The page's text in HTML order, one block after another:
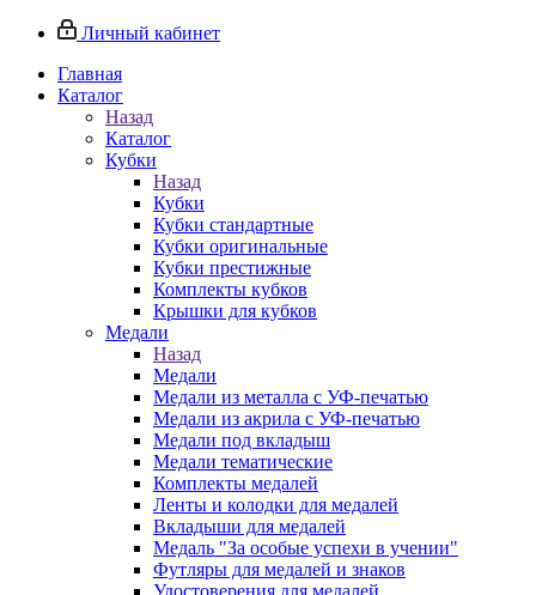
Личный кабинет
Главная
Каталог
Назад
Каталог
Кубки
Назад
Кубки
Кубки стандартные
Кубки оригинальные
Кубки престижные
Комплекты кубков
Крышки для кубков
Медали
Назад
Медали
Медали из металла с УФ-печатью
Медали из акрила с УФ-печатью
Медали под вкладыш
Медали тематические
Комплекты медалей
Ленты и колодки для медалей
Вкладыши для медалей
Медаль "За особые успехи в учении"
Футляры для медалей и знаков
Удостоверения для медалей